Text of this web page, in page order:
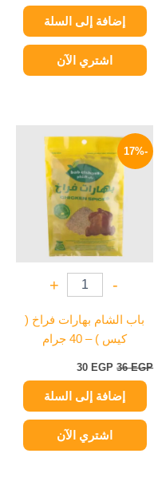
إضافة إلى السلة
اشتري الآن
-17%
-
+
باب الشام بهارات فراخ (
كيس ) – 40 جرام
36EGP
الأصلي
هو:
36 EGP.
30 EGP
الحالي
هو:
30 EGP.
إضافة إلى السلة
اشتري الآن